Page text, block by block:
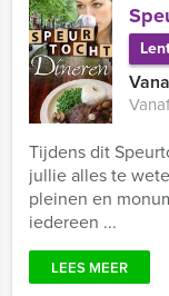
Tijdens dit
jullie alles te
pleinen en
iedereen ...
LEES MEER